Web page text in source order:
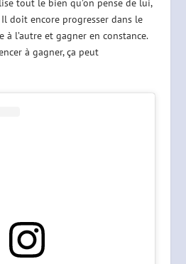
tout le bien qu’on pense de lui,
doit encore progresser dans le
à l’autre et gagner en constance.
à gagner, ça peut